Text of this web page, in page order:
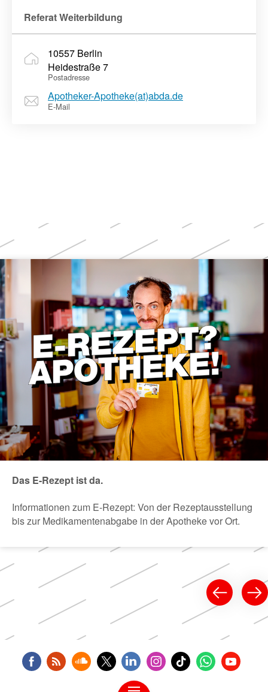
Referat Weiterbildung
10557 Berlin
Heidestraße 7
Postadresse
Apotheker-Apotheke(at)abda.de
E-Mail
Weitere
Themen
Das E-Rezept ist da.
Informationen zum E-Rezept: Von der Rezeptausstellung
bis zur Medikamentenabgabe in der Apotheke vor Ort.